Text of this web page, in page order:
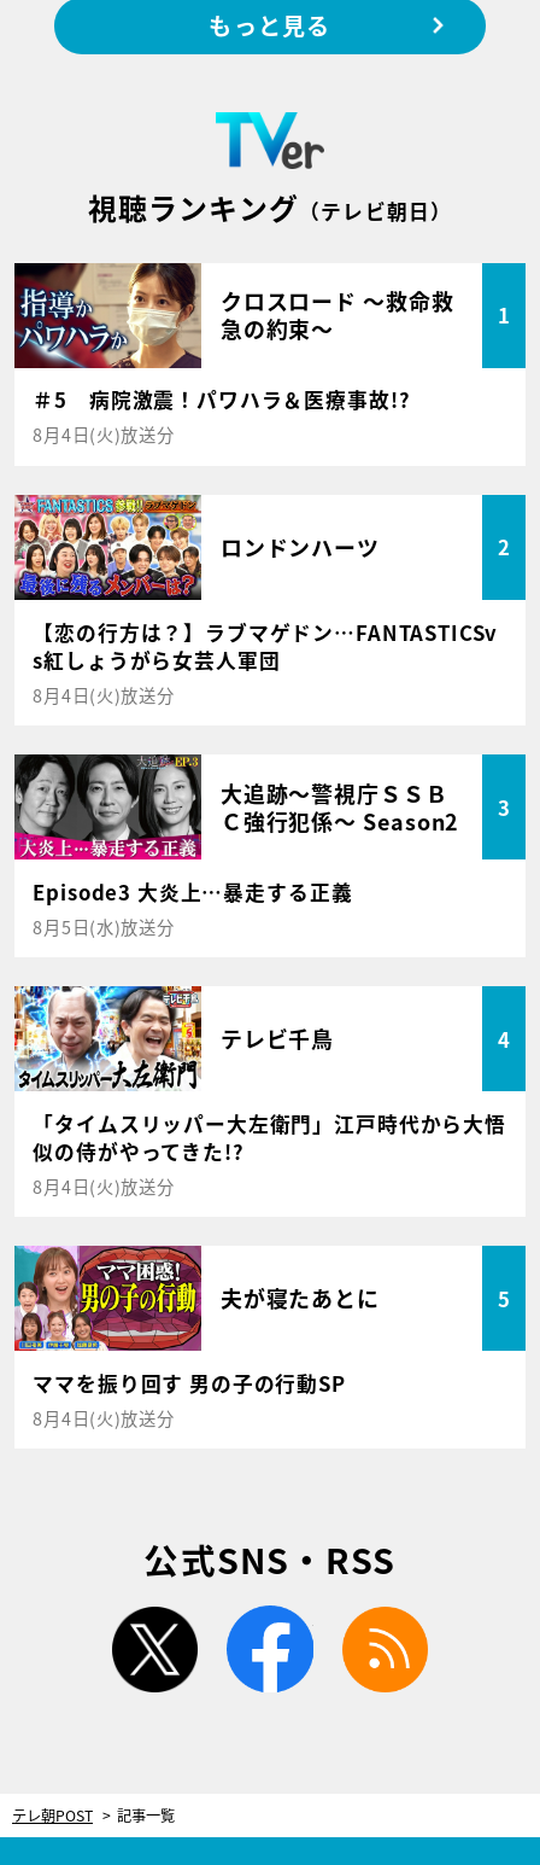
もっと見る
視聴ランキング （テレビ朝日）
クロスロード ～救命救
急の約束～
1
＃5 病院激震！パワハラ＆医療事故!?
8月4日(火)放送分
ロンドンハーツ 2
【恋の行方は？】ラブマゲドン…FANTASTICSv
s紅しょうがら女芸人軍団
8月4日(火)放送分
大追跡～警視庁ＳＳＢ
Ｃ強行犯係～ Season2
3
Episode3 大炎上…暴走する正義
8月5日(水)放送分
テレビ千鳥 4
「タイムスリッパー大左衛門」江戸時代から大悟
似の侍がやってきた!?
8月4日(火)放送分
夫が寝たあとに 5
ママを振り回す 男の子の行動SP
8月4日(火)放送分
公式SNS・RSS
twitter facebook
テレ朝POST 記事一覧